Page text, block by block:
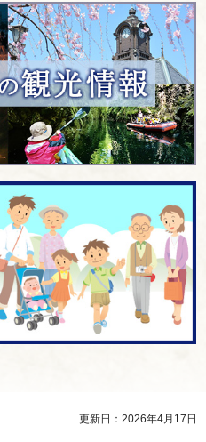
更新日：2026年4月17日